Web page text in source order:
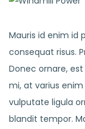
Mauris id enim id
consequat risus.
Donec ornare,
mi, at varius
vulputate ligula
blandit tempor.